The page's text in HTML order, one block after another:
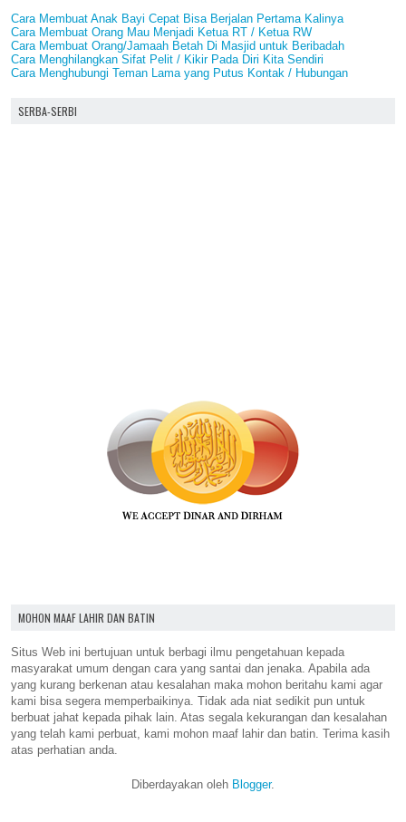
Cara Membuat Anak Bayi Cepat Bisa Berjalan Pertama Kalinya
Cara Membuat Orang Mau Menjadi Ketua RT / Ketua RW
Cara Membuat Orang/Jamaah Betah Di Masjid untuk Beribadah
Cara Menghilangkan Sifat Pelit / Kikir Pada Diri Kita Sendiri
Cara Menghubungi Teman Lama yang Putus Kontak / Hubungan
SERBA-SERBI
MOHON MAAF LAHIR DAN BATIN
Situs Web ini bertujuan untuk berbagi ilmu pengetahuan kepada
masyarakat umum dengan cara yang santai dan jenaka. Apabila ada
yang kurang berkenan atau kesalahan maka mohon beritahu kami agar
kami bisa segera memperbaikinya. Tidak ada niat sedikit pun untuk
berbuat jahat kepada pihak lain. Atas segala kekurangan dan kesalahan
yang telah kami perbuat, kami mohon maaf lahir dan batin. Terima kasih
atas perhatian anda.
Diberdayakan oleh Blogger.